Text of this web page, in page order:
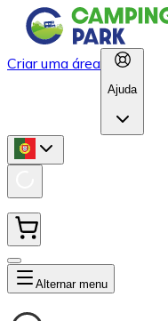
Criar uma área
Ajuda
Alternar menu